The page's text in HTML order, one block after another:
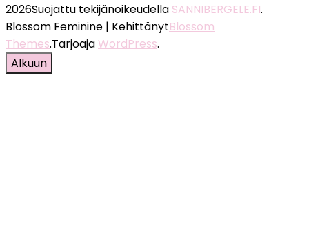
2026Suojattu tekijänoikeudella SANNIBERGELE.FI.
Blossom Feminine | KehittänytBlossom
Themes.TarjoajaWordPress.
Alkuun